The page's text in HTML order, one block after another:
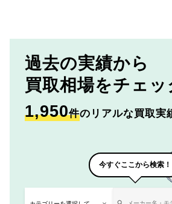
過去の実績から
買取相場をチェッ
1,950件のリアルな買取実
今すぐここから検索！